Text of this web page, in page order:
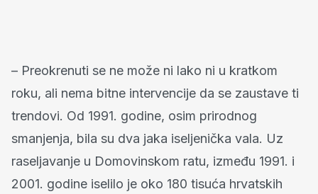
– Preokrenuti se ne može ni lako ni u kratkom
roku, ali nema bitne intervencije da se zaustave ti
trendovi. Od 1991. godine, osim prirodnog
smanjenja, bila su dva jaka iseljenička vala. Uz
raseljavanje u Domovinskom ratu, između 1991. i
2001. godine iselilo je oko 180 tisuća hrvatskih